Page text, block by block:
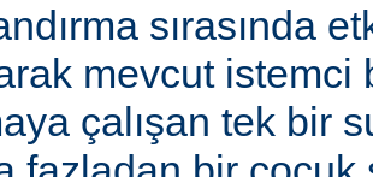
sırasında
mevcut istemci
çalışan tek bir